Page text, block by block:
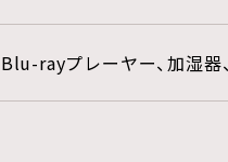
Blu-rayプレーヤー、加湿器